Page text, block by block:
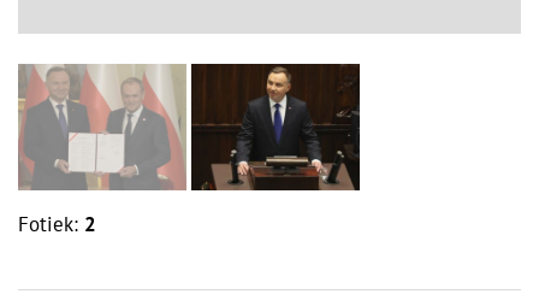
Fotiek: 2